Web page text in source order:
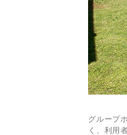
グループ
く、利用